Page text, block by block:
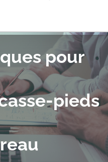
pour
pieds